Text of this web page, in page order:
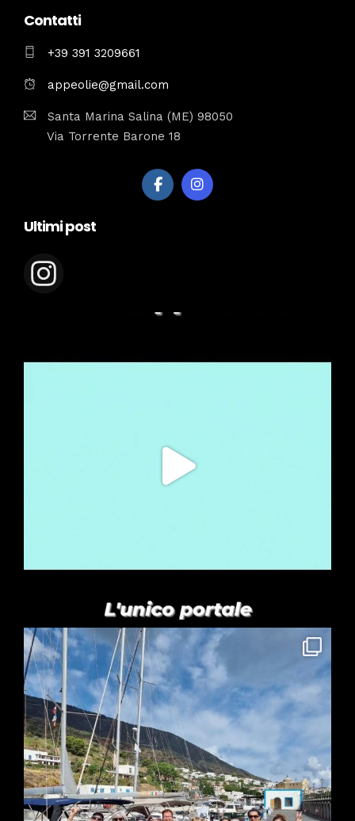
Contatti
+39 391 3209661
appeolie@gmail.com
Santa Marina Salina (ME) 98050
Via Torrente Barone 18
Ultimi post